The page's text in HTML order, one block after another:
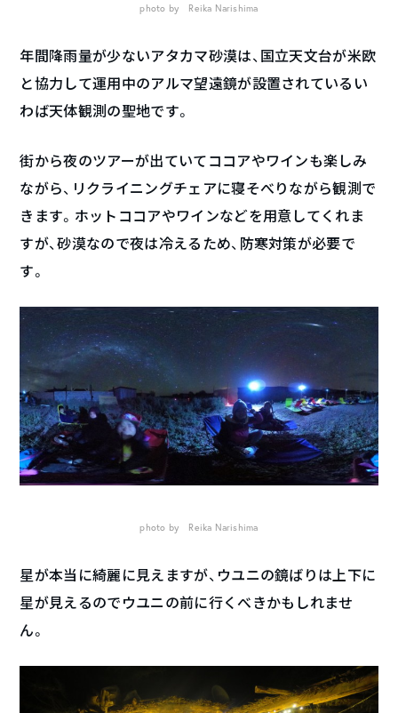
photo by Reika Narishima
年間降雨量が少ないアタカマ砂漠は、国立天文台が米欧
と協力して運用中のアルマ望遠鏡が設置されているい
わば天体観測の聖地です。
街から夜のツアーが出ていてココアやワインも楽しみ
ながら、リクライニングチェアに寝そべりながら観測で
きます。ホットココアやワインなどを用意してくれま
すが、砂漠なので夜は冷えるため、防寒対策が必要で
す。
photo by Reika Narishima
星が本当に綺麗に見えますが、ウユニの鏡ばりは上下に
星が見えるのでウユニの前に行くべきかもしれませ
ん。